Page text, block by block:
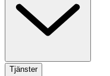
Tjänster